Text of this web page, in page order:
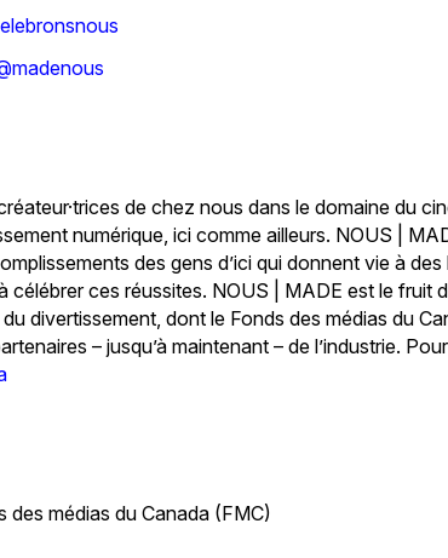
de chez nous dans le domaine du
numérique, ici comme ailleurs. NOUS |
des gens d’ici qui donnent vie à
célébrer ces réussites. NOUS | MADE est le fruit
divertissement, dont le Fonds des médias du
– jusqu’à maintenant – de l’industrie.
des médias du Canada (FMC)